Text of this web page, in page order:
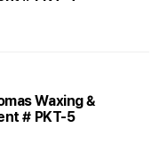
Waxing &
# PKT-5